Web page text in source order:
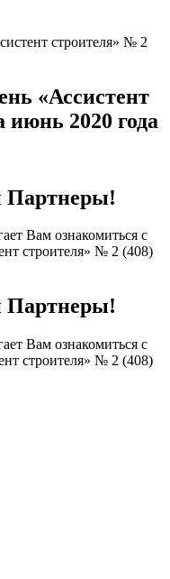
строителя» № 2
«Ассистент
июнь 2020 года
Партнеры!
Вам ознакомиться с
строителя» № 2 (408)
Партнеры!
Вам ознакомиться с
строителя» № 2 (408)